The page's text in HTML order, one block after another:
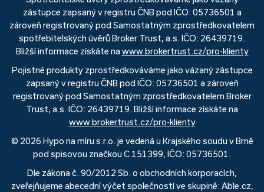
zástupce zapsaný v registru ČNB pod IČO: 05736501 a
zároveň registrovaný pod Samostatným zprostředkovatelem
spotřebitelských úvěrů Broker Trust, a.s. IČO: 26439719.
Bližší informace získáte na www.brokertrust.cz/pro-klienty
Pojistné produkty zprostředkováváme jako vázaný zástupce
zapsaný v registru ČNB pod IČO: 05736501 a zároveň
registrovaný pod Samostatným zprostředkovatelem Broker
Trust, a.s. IČO: 26439719. Bližší informace získáte na
www.brokertrust.cz/pro-klienty
© 2026 Hypo na míru s.r.o. je vedená u Krajského soudu v Brně
pod spisovou značkou C 151399, IČO: 05736501.
Dle zákona č. 90/2012 Sb. o obchodních korporacích,
zveřejňujeme abecední výčet společností ve skupině: Able.cz,